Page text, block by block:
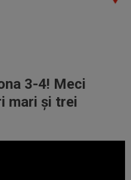
3-4! Meci
mari și trei